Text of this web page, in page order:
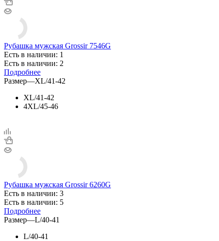
Рубашка мужская Grossir 7546G
Есть в наличии: 1
Есть в наличии: 2
Подробнее
Размер—XL/41-42
XL/41-42
4XL/45-46
Рубашка мужская Grossir 6260G
Есть в наличии: 3
Есть в наличии: 5
Подробнее
Размер—L/40-41
L/40-41